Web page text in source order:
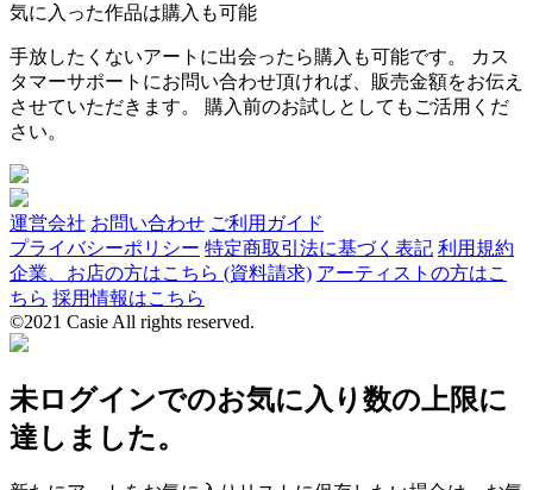
気に入った作品は購入も可能
手放したくないアートに出会ったら購入も可能です。 カス
タマーサポートにお問い合わせ頂ければ、販売金額をお伝え
させていただきます。 購入前のお試しとしてもご活用くだ
さい。
運営会社 お問い合わせ ご利用ガイド
プライバシーポリシー 特定商取引法に基づく表記 利用規約
企業、お店の方はこちら (資料請求) アーティストの方はこ
ちら 採用情報はこちら
©2021 Casie All rights reserved.
未ログインでのお気に入り数の上限に
達しました。